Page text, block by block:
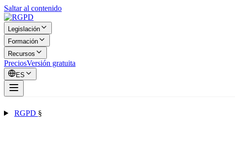
Saltar al contenido
Legislación
Formación
Recursos
PreciosVersión gratuita
ES
RGPD §